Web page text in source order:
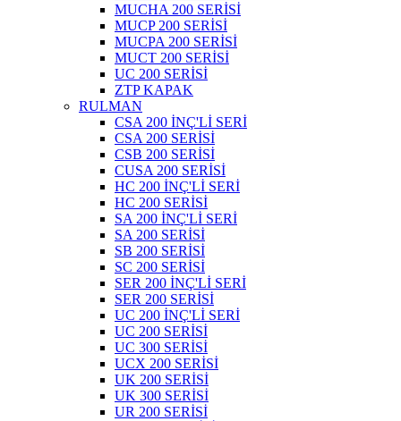
MUCHA 200 SERİSİ
MUCP 200 SERİSİ
MUCPA 200 SERİSİ
MUCT 200 SERİSİ
UC 200 SERİSİ
ZTP KAPAK
RULMAN
CSA 200 İNÇ'Lİ SERİ
CSA 200 SERİSİ
CSB 200 SERİSİ
CUSA 200 SERİSİ
HC 200 İNÇ'Lİ SERİ
HC 200 SERİSİ
SA 200 İNÇ'Lİ SERİ
SA 200 SERİSİ
SB 200 SERİSİ
SC 200 SERİSİ
SER 200 İNÇ'Lİ SERİ
SER 200 SERİSİ
UC 200 İNÇ'Lİ SERİ
UC 200 SERİSİ
UC 300 SERİSİ
UCX 200 SERİSİ
UK 200 SERİSİ
UK 300 SERİSİ
UR 200 SERİSİ